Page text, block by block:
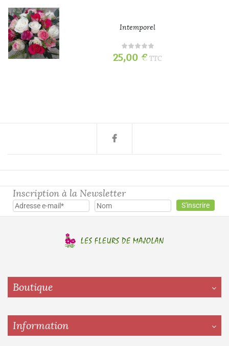
Intemporel
25,00 € TTC
Inscription à la Newsletter
Boutique
Information